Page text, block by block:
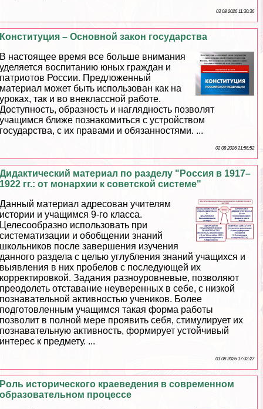
03 08 2026 11:30:36
Конституция – Основной закон государства
В настоящее время все больше внимания
уделяется воспитанию юных граждан и
патриотов России. Предложенный
материал может быть использован как на
уроках, так и во внеклассной работе.
Доступность, образность и наглядность позволят
учащимся ближе познакомиться с устройством
государства, с их правами и обязанностями. ...
02 08 2026 21:56:52
Дидактический материал по разделу "Россия в 1917–
1922 гг.: от монархии к советской системе"
Данный материал адресован учителям
истории и учащимся 9-го класса.
Целесообразно использовать при
систематизации и обобщении знаний
школьников после завершения изучения
данного раздела с целью углубления знаний учащихся и
выявления в них пробелов с последующей их
корректировкой. Задания разноуровневые, позволяют
преодолеть отставание неуверенных в себе, с низкой
познавательной активностью учеников. Более
подготовленным учащимся такая форма работы
позволит в полной мере проявить себя, стимулирует их
познавательную активность, формирует устойчивый
интерес к предмету. ...
01 08 2026 17:32:27
Роль исторического краеведения в современном
образовательном процессе